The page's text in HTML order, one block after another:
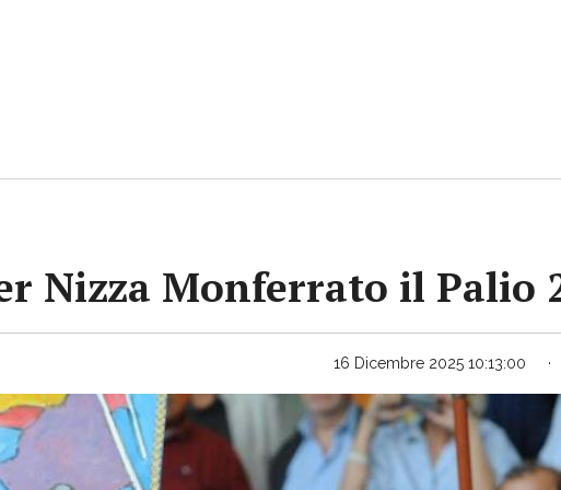
Nizza Monferrato il Palio
16 Dicembre 2025 10:13:00